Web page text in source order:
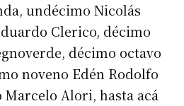
*
undécimo Nicolás
Clerico, décimo
décimo octavo
noveno Edén Rodolfo
Alori, hasta acá